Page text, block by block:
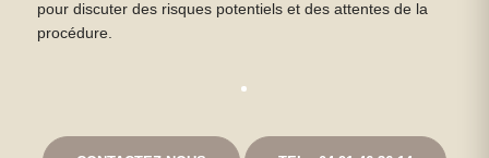
pour discuter des risques potentiels et des attentes de la
procédure.